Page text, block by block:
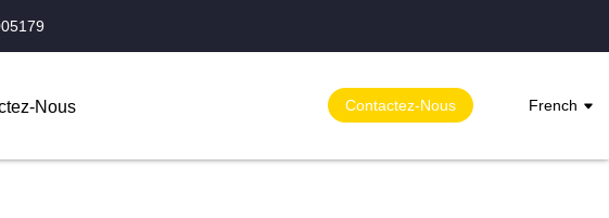
Nous Contactez-Nous French